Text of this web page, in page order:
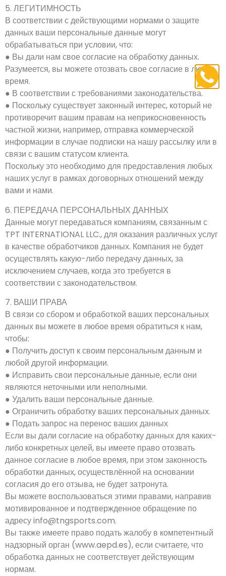
5. ЛЕГИТИМНОСТЬ
В соответствии с действующими нормами о защите
данных ваши персональные данные могут
обрабатываться при условии, что:
● Вы дали нам свое согласие на обработку данных.
Разумеется, вы можете отозвать свое согласие в любое
время.
● В соответствии с требованиями законодательства.
● Поскольку существует законный интерес, который не
противоречит вашим правам на неприкосновенность
частной жизни, например, отправка коммерческой
информации в случае подписки на нашу рассылку или в
связи с вашим статусом клиента.
Поскольку это необходимо для предоставления любых
наших услуг в рамках договорных отношений между
вами и нами.
6. ПЕРЕДАЧА ПЕРСОНАЛЬНЫХ ДАННЫХ
Данные могут передаваться компаниям, связанным с
TPT INTERNATIONAL LLC., для оказания различных услуг
в качестве обработчиков данных. Компания не будет
осуществлять какую-либо передачу данных, за
исключением случаев, когда это требуется в
соответствии с законодательством.
7. ВАШИ ПРАВА
В связи со сбором и обработкой ваших персональных
данных вы можете в любое время обратиться к нам,
чтобы:
● Получить доступ к своим персональным данным и
любой другой информации.
● Исправить свои персональные данные, если они
являются неточными или неполными.
● Удалить ваши персональные данные.
● Ограничить обработку ваших персональных данных.
● Подать запрос на перенос ваших данных
Если вы дали согласие на обработку данных для каких-
либо конкретных целей, вы имеете право отозвать
данное согласие в любое время, при этом законность
обработки данных, осуществлённой на основании
согласия до его отзыва, не будет затронута.
Вы можете воспользоваться этими правами, направив
мотивированное и подтвержденное обращение по
адресу info@tngsports.com.
Вы также имеете право подать жалобу в компетентный
надзорный орган (www.aepd.es), если считаете, что
обработка данных не соответствует действующим
нормам.